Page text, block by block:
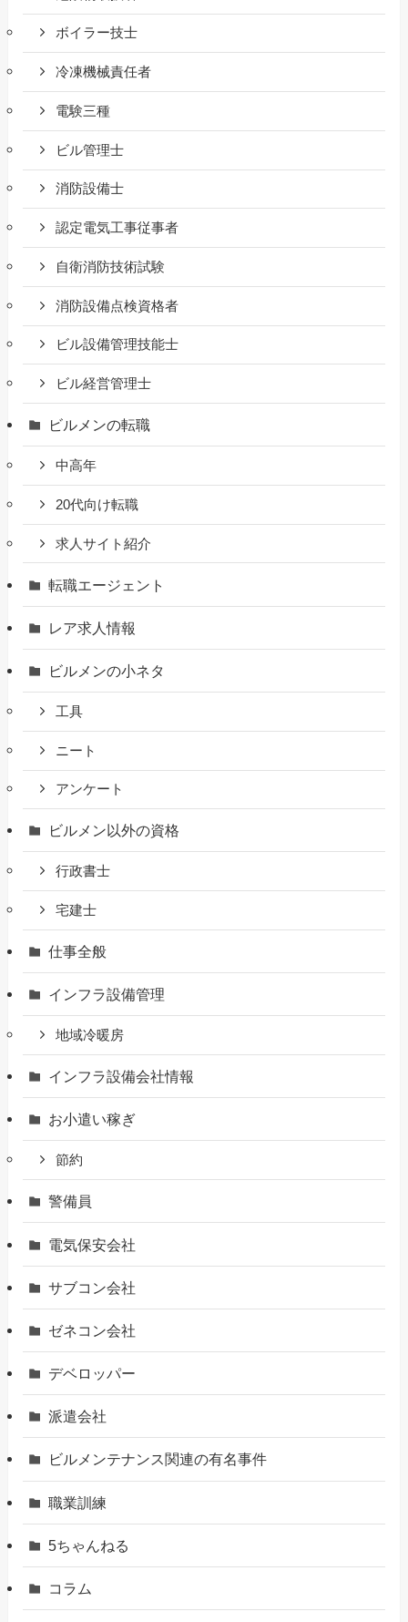
ボイラー技士
冷凍機械責任者
電験三種
ビル管理士
消防設備士
認定電気工事従事者
自衛消防技術試験
消防設備点検資格者
ビル設備管理技能士
ビル経営管理士
ビルメンの転職
中高年
20代向け転職
求人サイト紹介
転職エージェント
レア求人情報
ビルメンの小ネタ
工具
ニート
アンケート
ビルメン以外の資格
行政書士
宅建士
仕事全般
インフラ設備管理
地域冷暖房
インフラ設備会社情報
お小遣い稼ぎ
節約
警備員
電気保安会社
サブコン会社
ゼネコン会社
デベロッパー
派遣会社
ビルメンテナンス関連の有名事件
職業訓練
5ちゃんねる
コラム